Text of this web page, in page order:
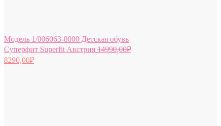
Модель 1/006063-8000 Детская обувь
Суперфит Superfit Австрия 14990,00₽
8290,00₽